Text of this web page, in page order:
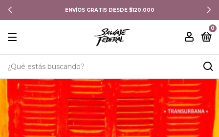
ENVÍOS GRATIS DESDE $120.000
0